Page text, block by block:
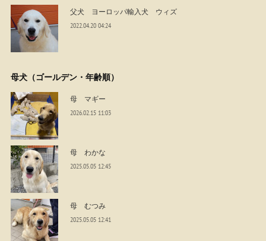
父犬 ヨーロッパ輸入犬 ウィズ
2022.04.20 04:24
母犬（ゴールデン・年齢順）
母 マギー
2026.02.15 11:03
母 わかな
2025.05.05 12:45
母 むつみ
2025.05.05 12:41